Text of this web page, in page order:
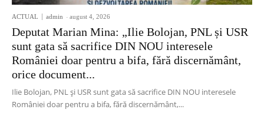
ACTUAL admin - august 4, 2026
Deputat Marian Mina: „Ilie Bolojan, PNL și USR
sunt gata să sacrifice DIN NOU interesele
României doar pentru a bifa, fără discernământ,
orice document...
Ilie Bolojan, PNL și USR sunt gata să sacrifice DIN NOU interesele
României doar pentru a bifa, fără discernământ,...